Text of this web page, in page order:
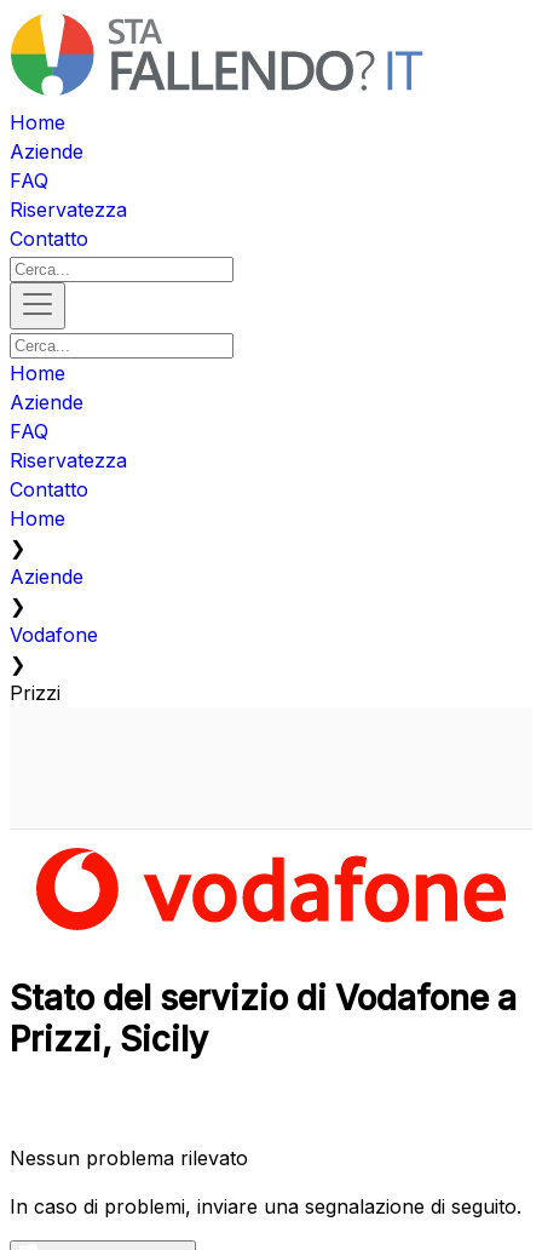
Home
Aziende
FAQ
Riservatezza
Contatto
Home
Aziende
FAQ
Riservatezza
Contatto
Home
❯
Aziende
❯
Vodafone
❯
Prizzi
Stato del servizio di Vodafone a
Prizzi, Sicily
Nessun problema rilevato
In caso di problemi, inviare una segnalazione di seguito.